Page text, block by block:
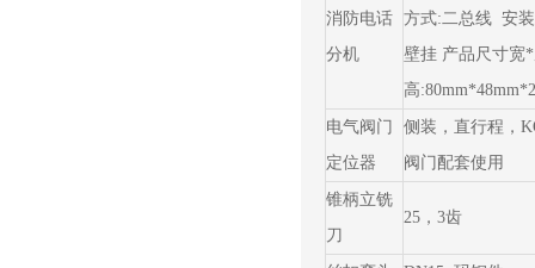
消防电话
分机
方式:二总线 安
壁挂 产品尺寸宽
高
电气阀门
定位器
侧装，直行程，
阀门配套使用
锥柄立铣
刀
25，3齿